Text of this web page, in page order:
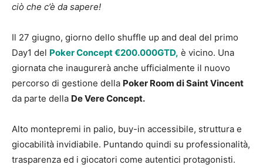
ciò che c’è da sapere!
Il 27 giugno, giorno dello shuffle up and deal del primo
Day1 del Poker Concept €200.000GTD, è vicino. Una
giornata che inaugurerà anche ufficialmente il nuovo
percorso di gestione della Poker Room di Saint Vincent
da parte della De Vere Concept.
Alto montepremi in palio, buy-in accessibile, struttura e
giocabilità invidiabile. Puntando quindi su professionalità,
trasparenza ed i giocatori come autentici protagonisti.